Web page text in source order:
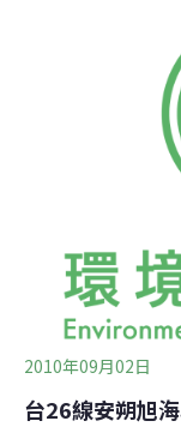
5.留下千年阿朗
性。活動注意事
您的支持與訴求
友請於活動前15
朋友到場採訪，
台26線，請上
2010年09月02日
台26線安朔旭